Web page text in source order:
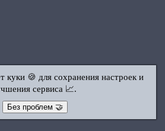
куки 🍪 для сохранения настроек и
сервиса 📈.
Без проблем 🤝